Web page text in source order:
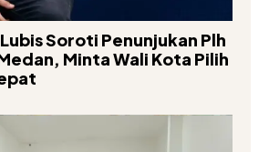
Soroti Penunjukan Plh
Minta Wali Kota Pilih